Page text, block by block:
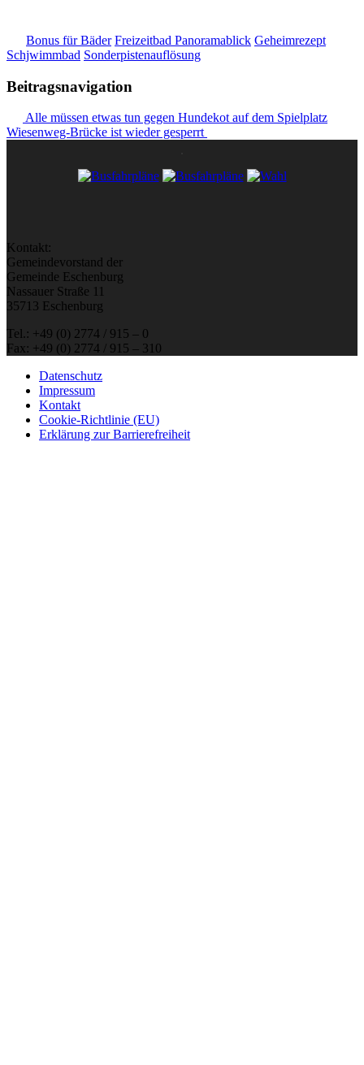
Bonus für Bäder Freizeitbad Panoramablick Geheimrezept
Schjwimmbad Sonderpistenauflösung
Beitragsnavigation
Alle müssen etwas tun gegen Hundekot auf dem Spielplatz
Wiesenweg-Brücke ist wieder gesperrt
Kontakt:
Gemeindevorstand der
Gemeinde Eschenburg
Nassauer Straße 11
35713 Eschenburg
Tel.: +49 (0) 2774 / 915 – 0
Fax: +49 (0) 2774 / 915 – 310
Datenschutz
Impressum
Kontakt
Cookie-Richtlinie (EU)
Erklärung zur Barrierefreiheit